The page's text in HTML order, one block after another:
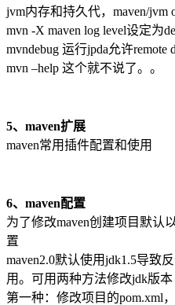
jvm内存和持久代，maven/jvm
mvn -X maven log level设定为
mvndebug 运行jpda允许remote
mvn –help 这个就不说了。。
5、maven扩展
maven常用插件配置和使用
6、maven配置
为了修改maven创建项目默认
置
maven2.0默认使用jdk1.5导致
用。可用两种方法修改jdk版本
第一种：修改项目的pom.xml